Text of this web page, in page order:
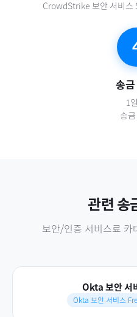
CrowdStrike 보안 서비스
송
1
송
관련 송
보안/인증 서비스료 카
Okta 보안 서
Okta 보안 서비스